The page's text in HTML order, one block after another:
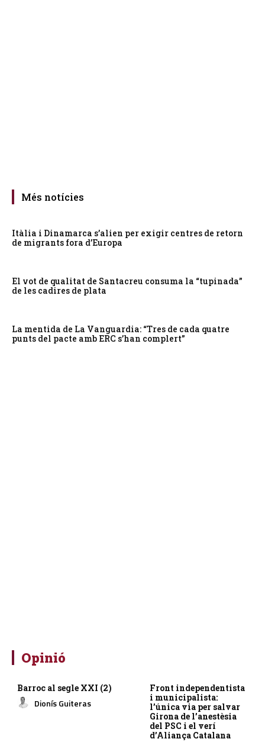
Més notícies
Itàlia i Dinamarca s’alien per exigir centres de retorn
de migrants fora d’Europa
El vot de qualitat de Santacreu consuma la “tupinada”
de les cadires de plata
La mentida de La Vanguardia: “Tres de cada quatre
punts del pacte amb ERC s’han complert”
Opinió
Barroc al segle XXI (2)
Dionís Guiteras
Front independentista
i municipalista:
l’única via per salvar
Girona de l’anestèsia
del PSC i el verí
d’Aliança Catalana